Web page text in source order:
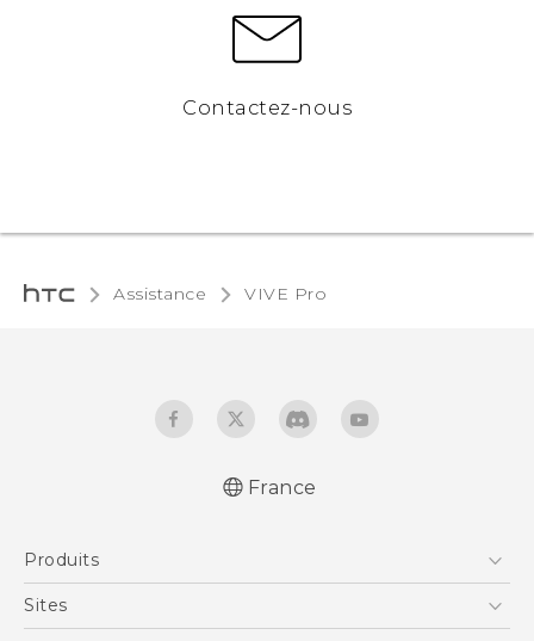
Contactez-nous
Assistance VIVE Pro‎
France
Produits
Smartphones
Sites